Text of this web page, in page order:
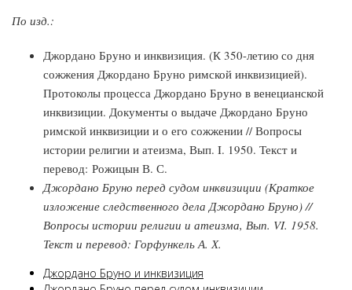
По изд.:
Джордано Бруно и инквизиция. (К 350-летию со дня
сожжения Джордано Бруно римской инквизицией).
Протоколы процесса Джордано Бруно в венецианской
инквизиции. Документы о выдаче Джордано Бруно
римской инквизиции и о его сожжении // Вопросы
истории религии и атеизма, Вып. I. 1950. Текст и
перевод: Рожицын В. С.
Джордано Бруно перед судом инквизиции (Краткое
изложение следственного дела Джордано Бруно) //
Вопросы истории религии и атеизма, Вып. VI. 1958.
Текст и перевод: Горфункель А. Х.
Джордано Бруно и инквизиция